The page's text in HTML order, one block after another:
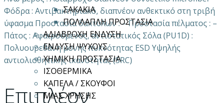
ΣΑΚΑΚΙΑ
ΠΟΛΛΑΠΛΗ ΠΡΟΣΤΑΣΙΑ
ΑΔΙΑΒΡΟΧΗ ΕΝΔΥΣΗ
ΕΝΔΥΣΗ ΨΥΧΟΥΣ
ΧΗΜΙΚΗ ΠΡΟΣΤΑΣΙΑ
ΙΣΟΘΕΡΜΙΚΑ
ΚΑΠΕΛΑ / ΣΚΟΥΦΟΙ
ΜΙΑΣ ΧΡΗΣΗΣ
Φόδρα : Αντιβακτηριακό, διαπνέον ανθεκτικό στη τριβή
ύφασμα Προστασία δακτύλων : – Προστασία πέλματος : –
Πάτος : Αφαιρούμενος, αντιστατικός Σόλα (PU1D) :
Πολυουρεθάνη μονής πυκνότητας ESD Yψηλής
αντιολισθητικής ικανότητας (SRC)
Επιπλέον